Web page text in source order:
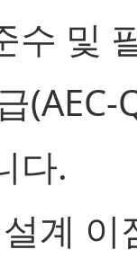
수 및
(AEC-
다.
계 이